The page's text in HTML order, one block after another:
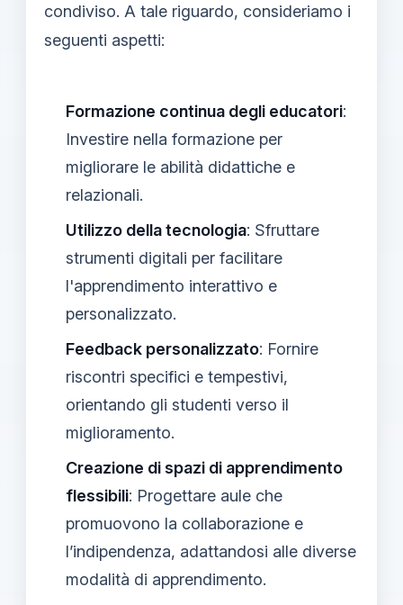
condiviso. A tale riguardo, consideriamo i
seguenti aspetti:
Formazione continua degli educatori:
Investire nella formazione per
migliorare le abilità didattiche e
relazionali.
Utilizzo della tecnologia: Sfruttare
strumenti digitali per facilitare
l'apprendimento interattivo e
personalizzato.
Feedback personalizzato: Fornire
riscontri specifici e tempestivi,
orientando gli studenti verso il
miglioramento.
Creazione di spazi di apprendimento
flessibili: Progettare aule che
promuovono la collaborazione e
l’indipendenza, adattandosi alle diverse
modalità di apprendimento.